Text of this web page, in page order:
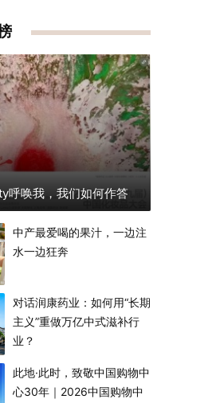
呼唤我，我们如何作答
中产最爱喝的果汁，一边注
水一边狂奔
对话润康药业：如何用“长期
主义”重做万亿中式滋补行
业？
此地·此时，致敬中国购物中
心30年｜2026中国购物中